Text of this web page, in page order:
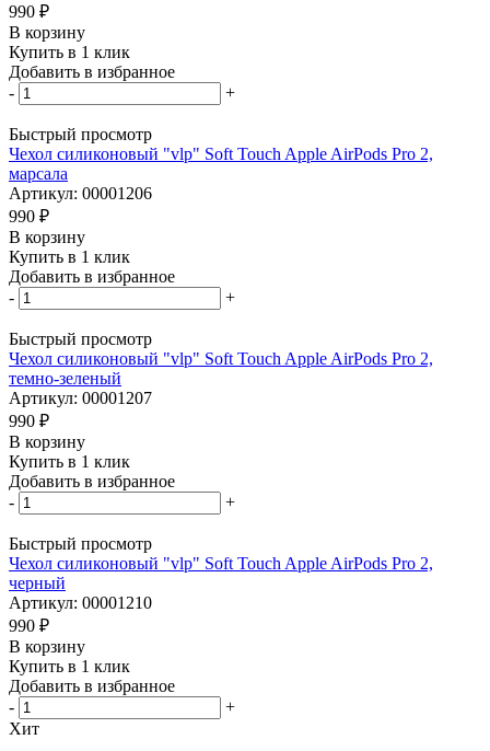
990 ₽
В корзину
Купить в 1 клик
Добавить в избранное
-
+
Быстрый просмотр
Чехол силиконовый "vlp" Soft Touch Apple AirPods Pro 2,
марсала
Артикул: 00001206
990 ₽
В корзину
Купить в 1 клик
Добавить в избранное
-
+
Быстрый просмотр
Чехол силиконовый "vlp" Soft Touch Apple AirPods Pro 2,
темно-зеленый
Артикул: 00001207
990 ₽
В корзину
Купить в 1 клик
Добавить в избранное
-
+
Быстрый просмотр
Чехол силиконовый "vlp" Soft Touch Apple AirPods Pro 2,
черный
Артикул: 00001210
990 ₽
В корзину
Купить в 1 клик
Добавить в избранное
-
+
Хит